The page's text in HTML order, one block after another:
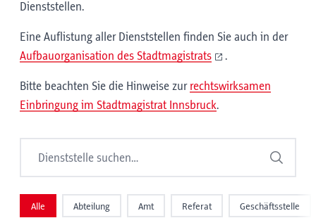
Dienststellen.
Eine Auflistung aller Dienststellen finden Sie auch in der
Aufbauorganisation des Stadtmagistrats
.
Bitte beachten Sie die Hinweise zur rechtswirksamen
Einbringung im Stadtmagistrat Innsbruck.
Suchen
Alle Abteilung Amt Referat Geschäftsstelle